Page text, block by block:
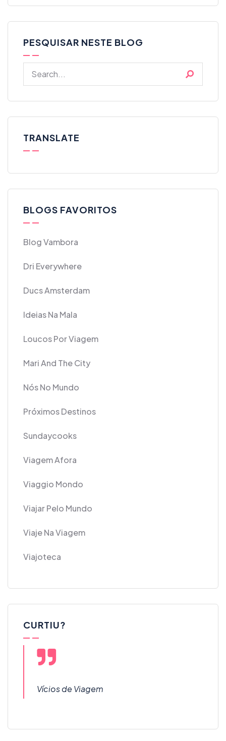
PESQUISAR NESTE BLOG
TRANSLATE
BLOGS FAVORITOS
Blog Vambora
Dri Everywhere
Ducs Amsterdam
Ideias Na Mala
Loucos Por Viagem
Mari And The City
Nós No Mundo
Próximos Destinos
Sundaycooks
Viagem Afora
Viaggio Mondo
Viajar Pelo Mundo
Viaje Na Viagem
Viajoteca
CURTIU?
Vícios de Viagem